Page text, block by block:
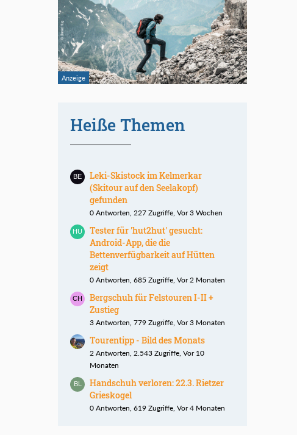
Heiße Themen
Leki-Skistock im Kelmerkar
(Skitour auf den Seelakopf)
gefunden
0 Antworten, 227 Zugriffe, Vor 3 Wochen
Tester für 'hut2hut' gesucht:
Android-App, die die
Bettenverfügbarkeit auf Hütten
zeigt
0 Antworten, 685 Zugriffe, Vor 2 Monaten
Bergschuh für Felstouren I-II +
Zustieg
3 Antworten, 779 Zugriffe, Vor 3 Monaten
Tourentipp - Bild des Monats
2 Antworten, 2.543 Zugriffe, Vor 10
Monaten
Handschuh verloren: 22.3. Rietzer
Grieskogel
0 Antworten, 619 Zugriffe, Vor 4 Monaten